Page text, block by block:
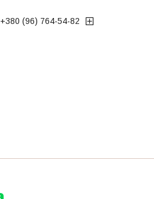
+380 (96) 764-54-82